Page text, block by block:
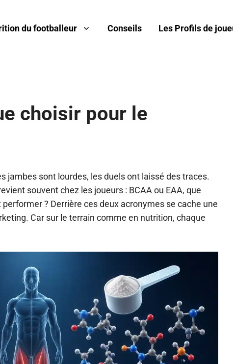
du footballeur Conseils Les Profils de
choisir pour le
jambes sont lourdes, les duels ont laissé des traces.
souvent chez les joueurs : BCAA ou EAA, que
? Derrière ces deux acronymes se cache une
Car sur le terrain comme en nutrition, chaque